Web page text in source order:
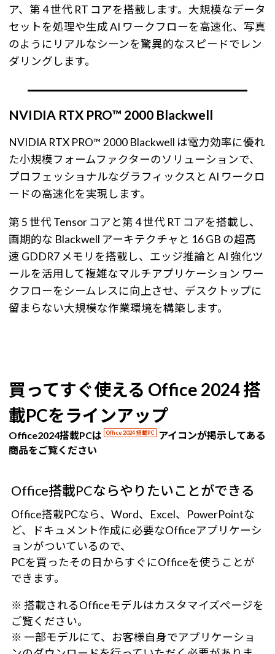
ア、第 4 世代 RT コアを搭載します。大規模なデータ
セットを処理や生成 AI ワークフローを高速化、写真
のようにリアルなシーンを驚異的なスピードでレン
ダリングします。
NVIDIA RTX PRO™ 2000 Blackwell
NVIDIA RTX PRO™ 2000 Blackwell は電力効率に優れ
た小規模フォームファクターのソリューションで、
プロフェッショナルなグラフィックスと AI ワークロ
ードの高速化を実現します。
第 5 世代 Tensor コアと第 4 世代 RT コアを搭載し、
画期的な Blackwell アーキテクチャと 16 GB の超高
速 GDDR7 メモリを搭載し、エッジ推論と AI 強化ツ
ールを活用して複雑なマルチアプリケーション ワー
クフローをシームレスに向上させ、デスクトップに
留まらない大規模な作業環境を構築します。
買ってすぐ使える Office 2024 搭
載PCをラインアップ
Office2024搭載PCは Office 2024 搭載PC
アイコンが掲示してある
商品をご覧ください
Office搭載PCならやりたいことができる
Office搭載PCなら、Word、Excel、PowerPointな
ど、ドキュメント作成に必要なOfficeアプリケーシ
ョンがついているので、
PCを買ったその日からすぐにOfficeを使うことが
できます。
※ 搭載されるOfficeモデルはカスタマイズページを
ご覧ください。
※ 一部モデルにて、お客様自身でアプリケーショ